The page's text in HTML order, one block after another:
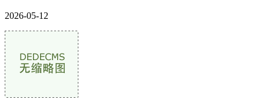
2026-05-12